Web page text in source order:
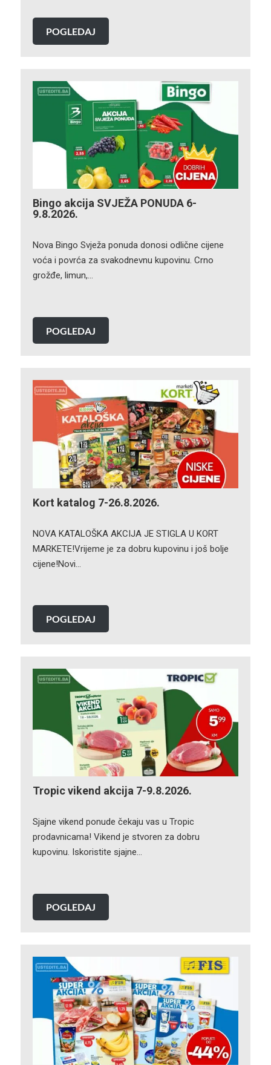
POGLEDAJ
Bingo akcija SVJEŽA PONUDA 6-
9.8.2026.
Nova Bingo Svježa ponuda donosi odlične cijene
voća i povrća za svakodnevnu kupovinu. Crno
grožđe, limun,…
POGLEDAJ
Kort katalog 7-26.8.2026.
NOVA KATALOŠKA AKCIJA JE STIGLA U KORT
MARKETE!Vrijeme je za dobru kupovinu i još bolje
cijene!Novi…
POGLEDAJ
Tropic vikend akcija 7-9.8.2026.
Sjajne vikend ponude čekaju vas u Tropic
prodavnicama! Vikend je stvoren za dobru
kupovinu. Iskoristite sjajne…
POGLEDAJ